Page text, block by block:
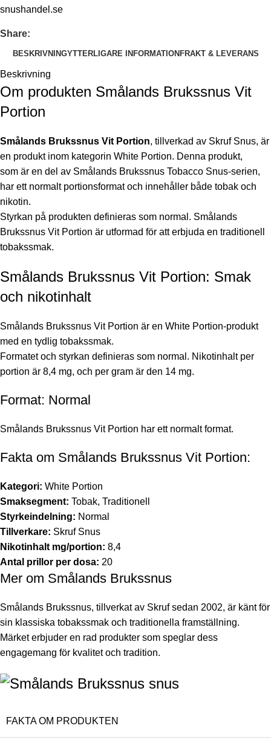
snushandel.se
Share:
BESKRIVNINGYTTERLIGARE INFORMATION FRAKT & LEVERANS
Beskrivning
Om produkten Smålands Brukssnus Vit
Portion
Smålands Brukssnus Vit Portion, tillverkad av Skruf Snus, är
en produkt inom kategorin White Portion. Denna produkt,
som är en del av Smålands Brukssnus Tobacco Snus-serien,
har ett normalt portionsformat och innehåller både tobak och
nikotin.
Styrkan på produkten definieras som normal. Smålands
Brukssnus Vit Portion är utformad för att erbjuda en traditionell
tobakssmak.
Smålands Brukssnus Vit Portion: Smak
och nikotinhalt
Smålands Brukssnus Vit Portion är en White Portion-produkt
med en tydlig tobakssmak.
Formatet och styrkan definieras som normal. Nikotinhalt per
portion är 8,4 mg, och per gram är den 14 mg.
Format: Normal
Smålands Brukssnus Vit Portion har ett normalt format.
Fakta om Smålands Brukssnus Vit Portion:
Kategori: White Portion
Smaksegment: Tobak, Traditionell
Styrkeindelning: Normal
Tillverkare: Skruf Snus
Nikotinhalt mg/portion: 8,4
Antal prillor per dosa: 20
Mer om Smålands Brukssnus
Smålands Brukssnus, tillverkat av Skruf sedan 2002, är känt för
sin klassiska tobakssmak och traditionella framställning.
Märket erbjuder en rad produkter som speglar dess
engagemang för kvalitet och tradition.
FAKTA OM PRODUKTEN